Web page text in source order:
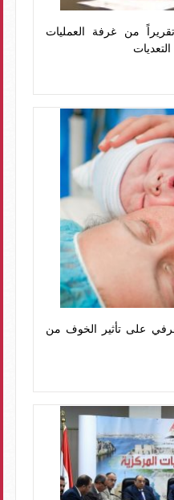
من غرفة العمليات
على تأثير الخوف من